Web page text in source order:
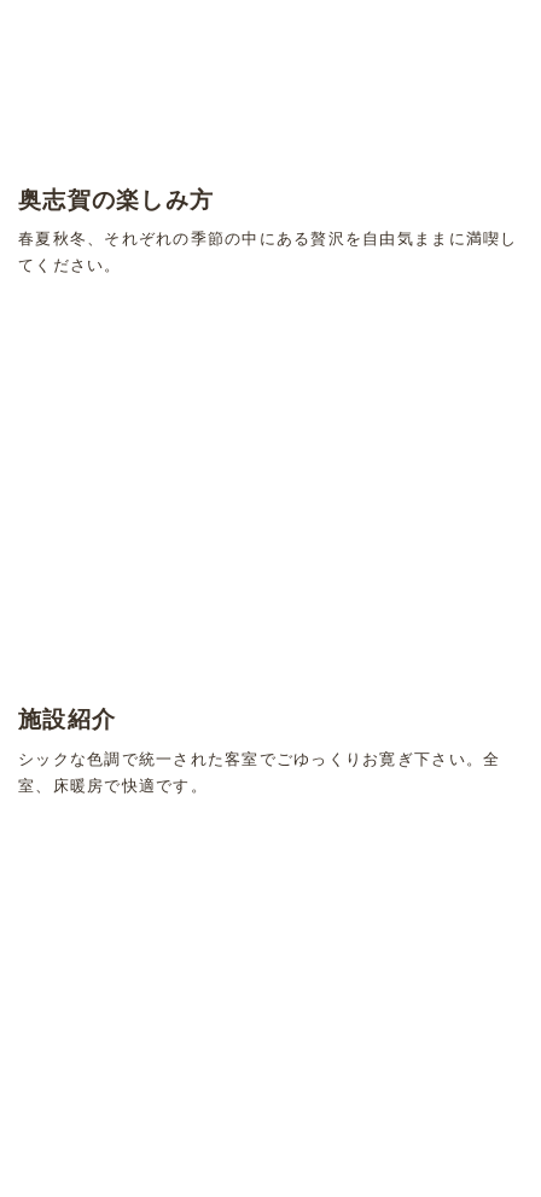
奥志賀の楽しみ方
春夏秋冬、それぞれの季節の中にある贅沢を自由気ままに満喫し
てください。
施設紹介
シックな色調で統一された客室でごゆっくりお寛ぎ下さい。全
室、床暖房で快適です。